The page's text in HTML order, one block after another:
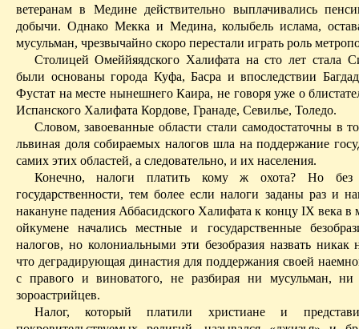
ветеранам в Медине действительно выплачивались
добычи. Однако Мекка и Медина, колыбель ислама,
мусульман, чрезвычайно скоро перестали играть роль
СтолицейОмеййяядского Халифата на сто лет стала
были основаны города Куфа, Басра и впоследствии
Фустат на месте нынешнего Каира, не говоря уже о
Испанского Халифата Кордове, Гранаде, Севилье, Толедо.
Словом, завоеванные области стали самодостаточныв
львиная доля собираемых налогов шла на поддержание
самих этих областей, а следовательно, и их населения.
Конечно, налоги платить кому ж охота? Но без
государственности, темболее если налоги заданы раз и
накануне падения Аббасидского Халифата к концу IX века в
ойкумене начались местные и государственные
налогов, но колониальными эти безобразия назвать никак
что деградирующая династия для поддержания своей
с правого и виноватого, не разбирая ни мусульман,
зороастрийцев.
Налог, который платили христиане и